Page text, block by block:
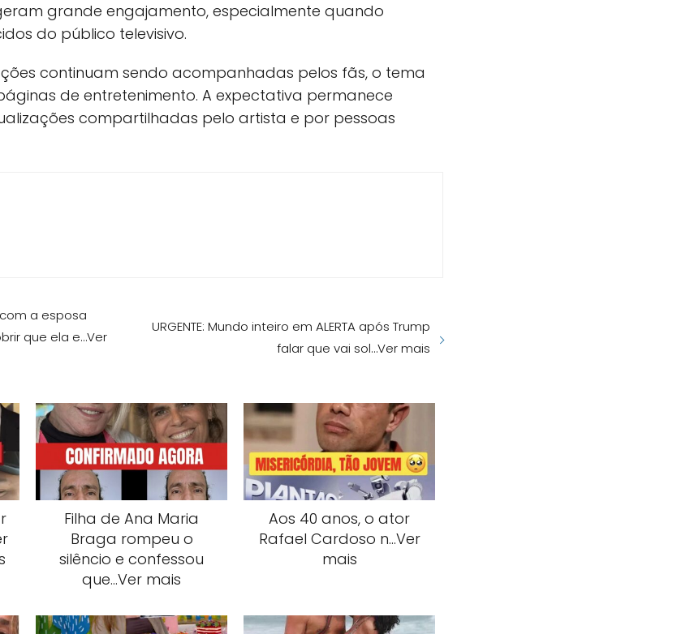
grande engajamento, especialmente quando
do público televisivo.
continuam sendo acompanhadas pelos fãs, o tema
de entretenimento. A expectativa permanece
compartilhadas pelo artista e por pessoas
com a esposa
que ela e…Ver
URGENTE: Mundo inteiro em ALERTA após Trump
falar que vai sol…Ver mais
Filha de Ana Maria
Braga rompeu o
silêncio e confessou
que…Ver mais
Aos 40 anos, o ator
Rafael Cardoso n…Ver
mais